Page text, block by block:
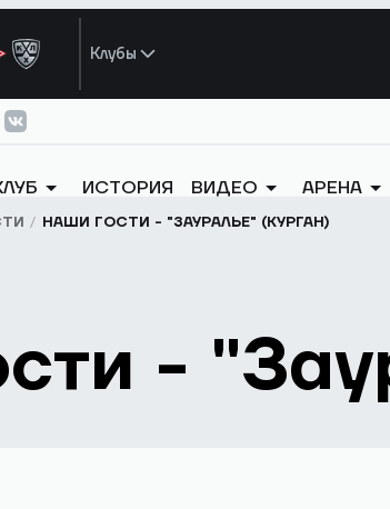
Клубы
ИСТОРИЯ ВИДЕО АРЕНА
НАШИ ГОСТИ - "ЗАУРАЛЬЕ" (КУРГАН)
-